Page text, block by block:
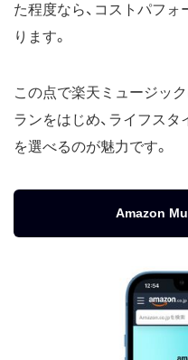
た程度なら、コストパフ
ります。
この点で楽天ミュージッ
ランをはじめ、ライフス
を選べるのが魅力です。
Amazon